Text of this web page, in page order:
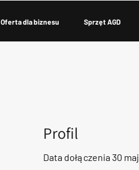
Oferta dla biznesu Sprzęt AGD
Profil
Data dołączenia 30